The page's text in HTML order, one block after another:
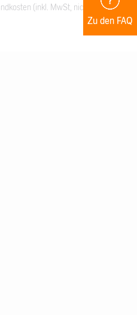
(inkl. MwSt, nicht bezogen
Zu den FAQ